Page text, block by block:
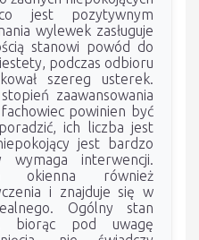
jest pozytywnym
wylewek zasługuje
stanowi powód do
podczas odbioru
szereg usterek.
zaawansowania
powinien być
ich liczba jest
jest bardzo
interwencji.
okienna również
i znajduje się w
Ogólny stan
biorąc pod uwagę